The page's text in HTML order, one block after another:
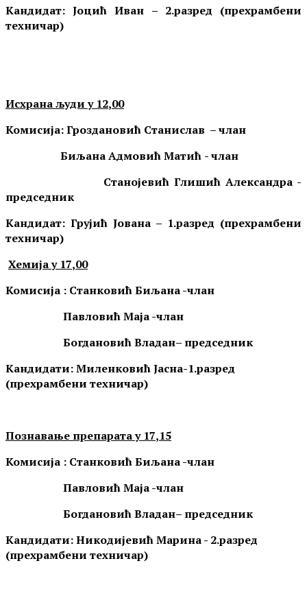
Кандидат: Јоцић Иван – 2.разред (прехрамбени
техничар)
Исхрана људи у 12,00
Комисија:Гроздановић Станислав – члан
Биљана Адмовић Матић - члан
Станојевић Глишић Александра -
председник
Кандидат: Грујић Јована – 1.разред (прехрамбени
техничар)
Хемија у 17,00
Комисија : Станковић Биљана -члан
Павловић Маја -члан
Богдановић Владан– председник
Кандидати: Миленковић Јасна-1.разред
(прехрамбени техничар)
Познавање препарата у 17,15
Комисија : Станковић Биљана -члан
Павловић Маја -члан
Богдановић Владан– председник
Кандидати: Никодијевић Марина - 2.разред
(прехрамбени техничар)